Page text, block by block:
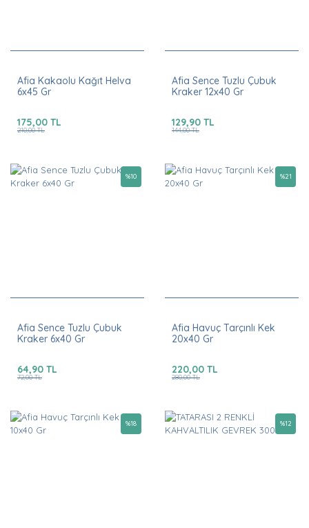
Afia Kakaolu Kağıt Helva
6x45 Gr
175,00 TL
210,00 TL
Afia Sence Tuzlu Çubuk
Kraker 12x40 Gr
129,90 TL
144,00 TL
Afia Sence Tuzlu Çubuk
Kraker 6x40 Gr
%10
64,90 TL
72,00 TL
Afia Havuç Tarçınlı Kek
20x40 Gr
%21
220,00 TL
280,00 TL
%18 %12